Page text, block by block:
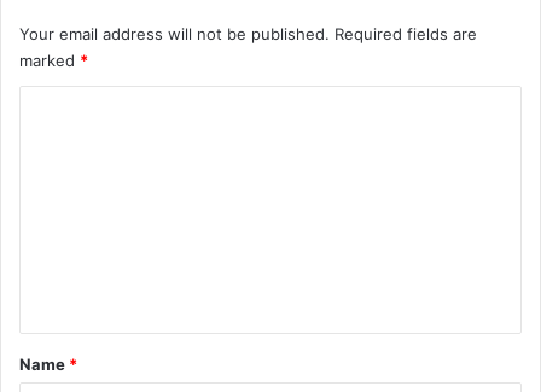
र
ने
की
मं
त्री
श्री
Your email address will not be published. Required fields are
marked *
*
Name *